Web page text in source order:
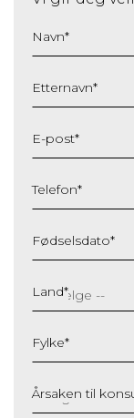
Navn*
Etternavn*
E-post*
Telefon*
Fødselsdato*
slash
MM
YYYY
Land*
Fylke*
Årsaken til